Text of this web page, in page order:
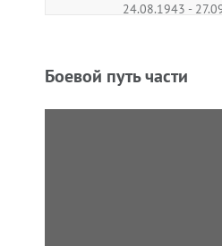
24.08.1943 -
Боевой путь части